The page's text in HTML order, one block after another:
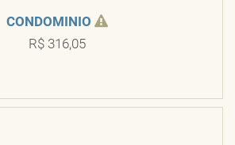
CONDOMINIO
R$ 316,05